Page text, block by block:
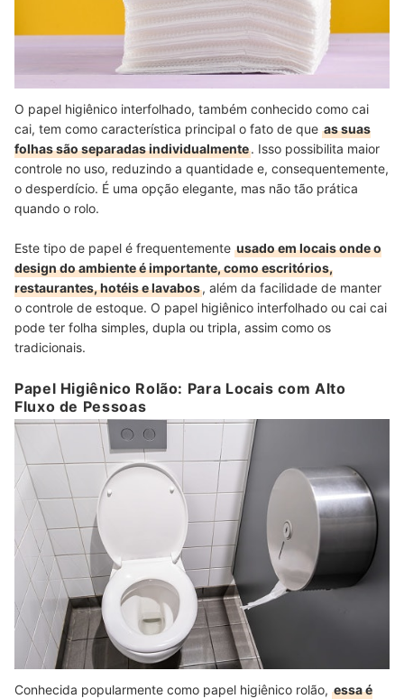
O papel higiênico interfolhado, também conhecido como cai
cai, tem como característica principal o fato de que as suas
folhas são separadas individualmente. Isso possibilita maior
controle no uso, reduzindo a quantidade e, consequentemente,
o desperdício. É uma opção elegante, mas não tão prática
quando o rolo.
Este tipo de papel é frequentemente usado em locais onde o
design do ambiente é importante, como escritórios,
restaurantes, hotéis e lavabos, além da facilidade de manter
o controle de estoque. O papel higiênico interfolhado ou cai cai
pode ter folha simples, dupla ou tripla, assim como os
tradicionais.
Papel Higiênico Rolão: Para Locais com Alto
Fluxo de Pessoas
Conhecida popularmente como papel higiênico rolão, essa é